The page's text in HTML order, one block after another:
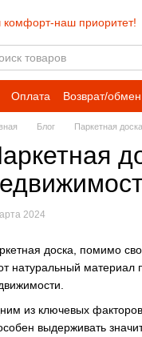
наш приоритет!
Оплата Возврат/обмен
Блог Паркетная
2024
доска, помимо
натуральный материал
из ключевых
выдерживать